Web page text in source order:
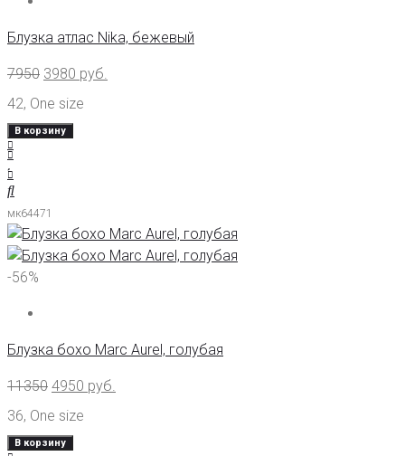
Блузка атлас Nika, бежевый
7950 3980 руб.
42, One size
В корзину
мк64471
-56%
Блузка бохо Marc Aurel, голубая
11350 4950 руб.
36, One size
В корзину